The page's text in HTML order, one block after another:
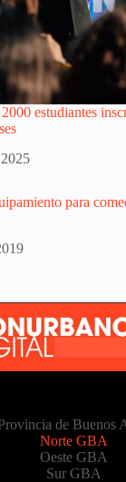
estudiantes
para
de Buenos
Norte GBA
Oeste GBA
Sur GBA